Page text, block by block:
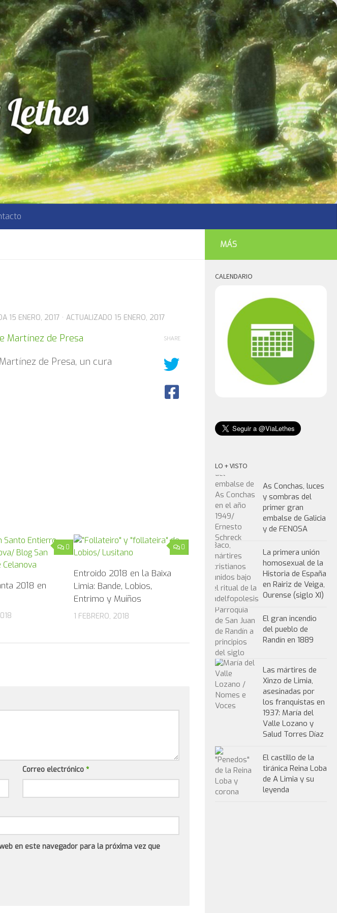
15 ENERO, 2017 · ACTUALIZADO 15 ENERO, 2017
de Presa, un cura
SHARE
0
2018 en
0
Entroido 2018 en la Baixa
Limia: Bande, Lobios,
Entrimo y Muíños
1 FEBRERO, 2018
Correo electrónico *
en este navegador para la próxima vez que
MÁS
CALENDARIO
LO + VISTO
As Conchas, luces
y sombras del
primer gran
embalse de Galicia
y de FENOSA
La primera unión
homosexual de la
Historia de España
en Rairiz de Veiga,
Ourense (siglo XI)
El gran incendio
del pueblo de
Randín en 1889
Las mártires de
Xinzo de Limia,
asesinadas por
los franquistas en
1937: María del
Valle Lozano y
Salud Torres Díaz
El castillo de la
tiránica Reina Loba
de A Limia y su
leyenda